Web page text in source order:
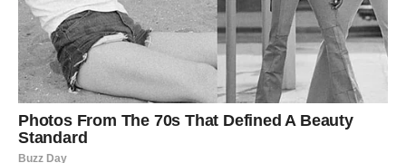
Poslije mnogo tuge i razočaranja konačno dolazi osoba
koja vas voli iskreno, bez igrica i lažnih obećanja.
Ljubav kakvu ste zaslužili konačno dolazi
Pred vama su trenuci puni topline, pažnje i sigurnosti.